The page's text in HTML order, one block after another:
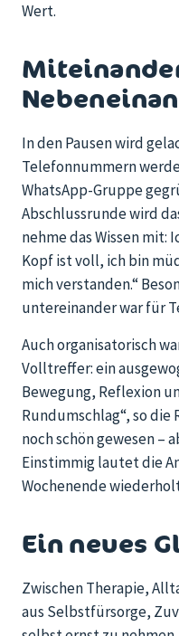
Wert.
In den Pausen wird
Telefonnummern
WhatsApp-Gruppe
Abschlussrunde wird
nehme das Wissen mit:
Kopf ist voll, ich bin
mich verstanden.“
untereinander war für
Auch organisatorisch
Volltreffer: ein
Bewegung, Reflexion
Rundumschlag“, so
noch schön gewesen –
Einstimmig lautet die
Wochenende
Ein neues
Zwischen Therapie,
aus Selbstfürsorge,